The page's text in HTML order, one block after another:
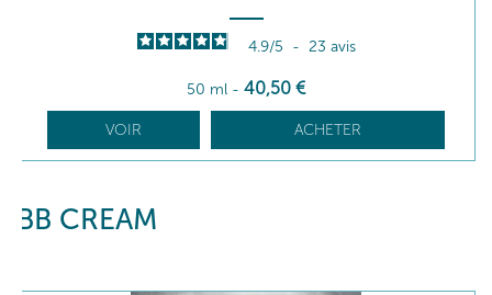
4.9/5 - 23 avis
50 ml - 40,50 €
VOIR ACHETER
BB CREAM